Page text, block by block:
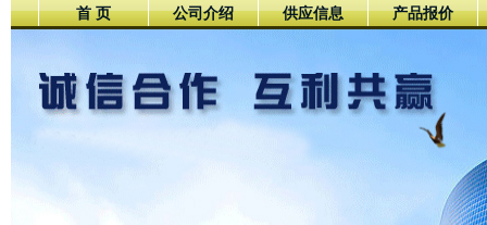
首 页 公司介绍 供应信息 产品报价